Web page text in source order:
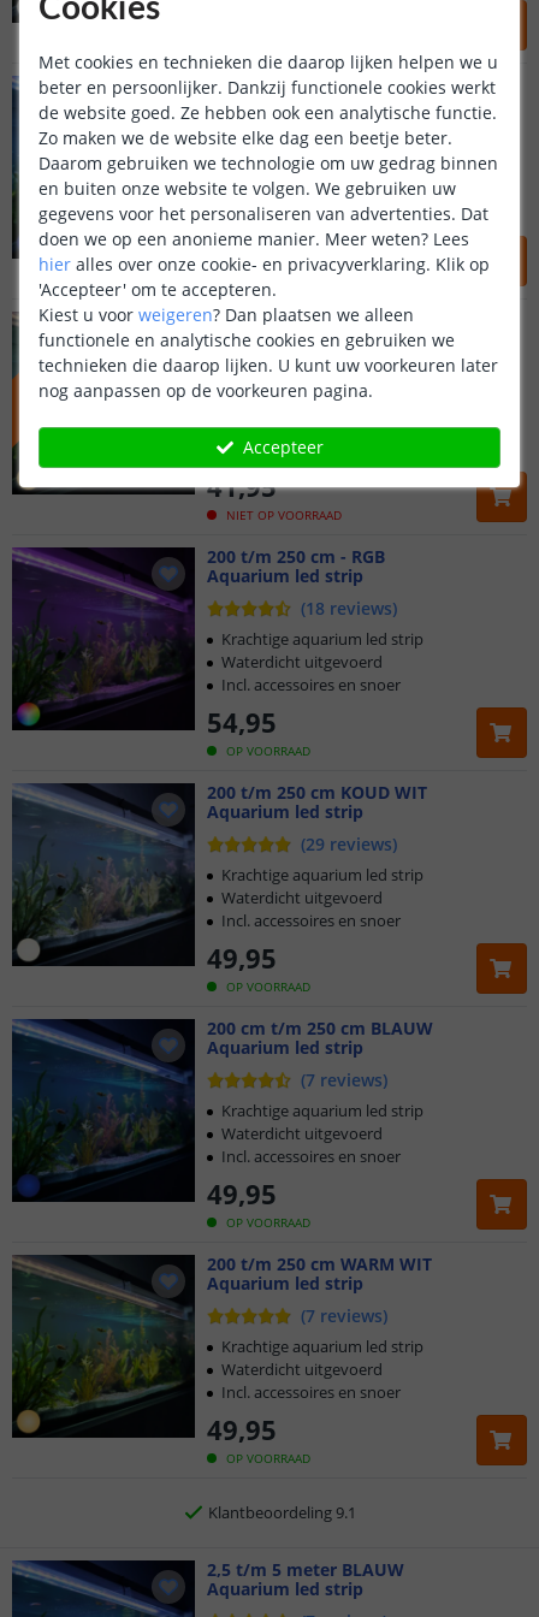
150 cm t/m 200 cm BLAUW
Aquarium led strip
(7 reviews)
OP VOORRAAD
41,95
Krachtige aquarium led strip
Waterdicht uitgevoerd
Incl. accessoires en snoer
E
I
N
D
A
P
R
I
L
L
E
V
E
R
B
A
A
R
150 t/m 200 cm WARM WIT
Aquarium led strip
(7 reviews)
NIET OP VOORRAAD
41,95
Krachtige aquarium led strip
Waterdicht uitgevoerd
Incl. accessoires en snoer
200 t/m 250 cm - RGB
Aquarium led strip
(18 reviews)
OP VOORRAAD
54,95
Krachtige aquarium led strip
Waterdicht uitgevoerd
Incl. accessoires en snoer
200 t/m 250 cm KOUD WIT
Aquarium led strip
(29 reviews)
OP VOORRAAD
49,95
Krachtige aquarium led strip
Waterdicht uitgevoerd
Incl. accessoires en snoer
200 cm t/m 250 cm BLAUW
Aquarium led strip
(7 reviews)
OP VOORRAAD
49,95
Krachtige aquarium led strip
Waterdicht uitgevoerd
Incl. accessoires en snoer
200 t/m 250 cm WARM WIT
Aquarium led strip
(7 reviews)
OP VOORRAAD
49,95
Krachtige aquarium led strip
Waterdicht uitgevoerd
Incl. accessoires en snoer
Voor 23:45 uur besteld,morgen in huis
5 jaar garantie
Klantbeoordeling 9.1
Voor 23:45 uur besteld,morgen in huis
2,5 t/m 5 meter BLAUW
Aquarium led strip
Cookies
Met cookies en technieken die daarop lijken helpen we u
beter en persoonlijker. Dankzij functionele cookies werkt
de website goed. Ze hebben ook een analytische functie.
Zo maken we de website elke dag een beetje beter.
Daarom gebruiken we technologie om uw gedrag binnen
en buiten onze website te volgen. We gebruiken uw
gegevens voor het personaliseren van advertenties. Dat
doen we op een anonieme manier. Meer weten? Lees
hier alles over onze cookie- en privacyverklaring. Klik op
'Accepteer' om te accepteren.
Kiest u voor weigeren? Dan plaatsen we alleen
functionele en analytische cookies en gebruiken we
technieken die daarop lijken. U kunt uw voorkeuren later
nog aanpassen op de voorkeuren pagina.
Accepteer